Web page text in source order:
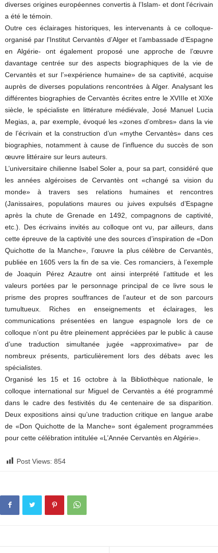
diverses origines européennes convertis à l’Islam- et dont l’écrivain
a été le témoin.
Outre ces éclairages historiques, les intervenants à ce colloque-
organisé par l’Institut Cervantès d’Alger et l’ambassade d’Espagne
en Algérie- ont également proposé une approche de l’œuvre
davantage centrée sur des aspects biographiques de la vie de
Cervantès et sur l’»expérience humaine» de sa captivité, acquise
auprès de diverses populations rencontrées à Alger. Analysant les
différentes biographies de Cervantès écrites entre le XVIIIe et XIXe
siècle, le spécialiste en littérature médiévale, José Manuel Lucia
Megias, a, par exemple, évoqué les «zones d’ombres» dans la vie
de l’écrivain et la construction d’un «mythe Cervantès» dans ces
biographies, notamment à cause de l’influence du succès de son
œuvre littéraire sur leurs auteurs.
L’universitaire chilienne Isabel Soler a, pour sa part, considéré que
les années algéroises de Cervantès ont «changé sa vision du
monde» à travers ses relations humaines et rencontres
(Janissaires, populations maures ou juives expulsés d’Espagne
après la chute de Grenade en 1492, compagnons de captivité,
etc.). Des écrivains invités au colloque ont vu, par ailleurs, dans
cette épreuve de la captivité une des sources d’inspiration de «Don
Quichotte de la Manche», l’œuvre la plus célèbre de Cervantès,
publiée en 1605 vers la fin de sa vie. Ces romanciers, à l’exemple
de Joaquin Pérez Azautre ont ainsi interprété l’attitude et les
valeurs portées par le personnage principal de ce livre sous le
prisme des propres souffrances de l’auteur et de son parcours
tumultueux. Riches en enseignements et éclairages, les
communications présentées en langue espagnole lors de ce
colloque n’ont pu être pleinement appréciées par le public à cause
d’une traduction simultanée jugée «approximative» par de
nombreux présents, particulièrement lors des débats avec les
spécialistes.
Organisé les 15 et 16 octobre à la Bibliothèque nationale, le
colloque international sur Miguel de Cervantès a été programmé
dans le cadre des festivités du 4e centenaire de sa disparition.
Deux expositions ainsi qu’une traduction critique en langue arabe
de «Don Quichotte de la Manche» sont également programmées
pour cette célébration intitulée «L’Année Cervantès en Algérie».
Post Views: 854